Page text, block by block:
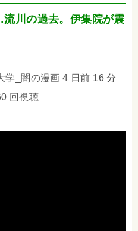
流川の過去。伊集院が震
学_闇の漫画 4 日前 16 分
回視聴